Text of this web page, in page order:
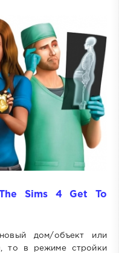
Sims 4 Get To
дом/объект или
то в режиме стройки